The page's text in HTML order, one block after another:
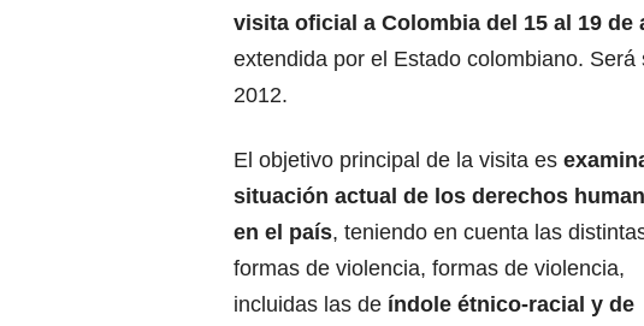
visita oficial a Colombia del 15 al 19 de
extendida por el Estado colombiano. Será
2012.
El objetivo principal de la visita es
situación actual de los derechos
en el país, teniendo en cuenta las
formas de violencia, formas de violencia,
incluidas las de índole étnico-racial y de